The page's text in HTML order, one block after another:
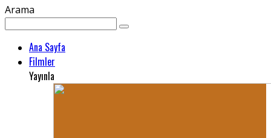
Arama
Ana Sayfa
Filmler
Yayınla